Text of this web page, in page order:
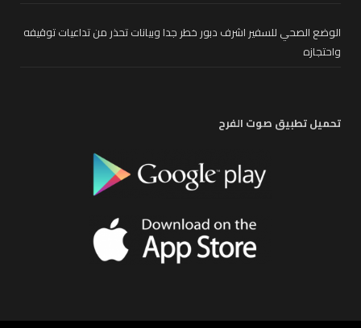
الوضع الصحي للسفير اشرف دبور خطر جدا وبيانات تحذر من تداعيات توقيفه
واحتجازه
تحميل تطبيق صوت الفرح